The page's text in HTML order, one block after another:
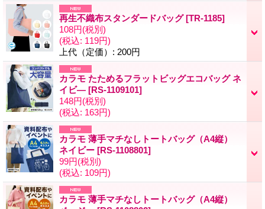
再生不織布スタンダードバッグ[TR-1185]
108円(税別)
(税込: 119円)
上代（定価） : 200円
カラモ たためるフラットビッグエコバッグ ネ
イビ― [RS-1109101]
148円(税別)
(税込: 163円)
カラモ 薄手マチなしトートバッグ（A4縦）
ネイビー [RS-1108801]
99円(税別)
(税込: 109円)
カラモ 薄手マチなしトートバッグ（A4縦）